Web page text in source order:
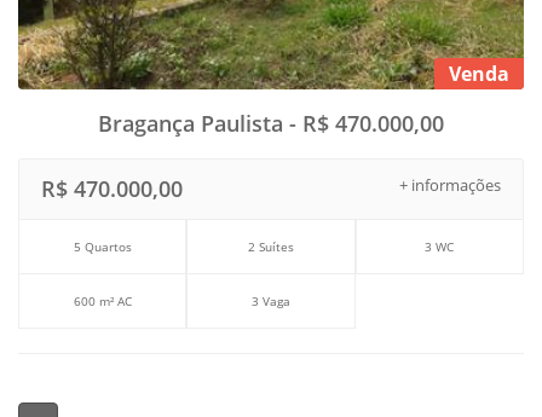
Venda
Bragança Paulista - R$ 470.000,00
+ informações
R$ 470.000,00
5 Quartos 2 Suítes 3 WC
600 m² AC 3 Vaga